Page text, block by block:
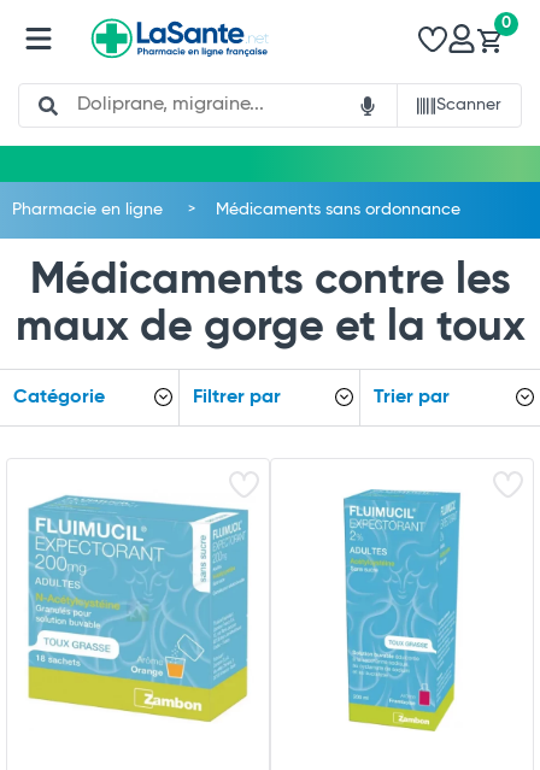
Search
Scanner
0
Pharmacie en ligne Médicaments sans ordonnance
Médicaments contre les
maux de gorge et la toux
Catégorie Filtrer par Trier par